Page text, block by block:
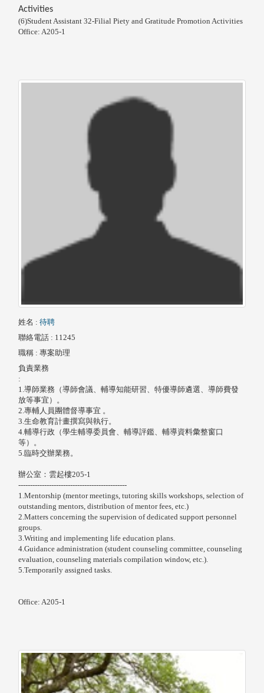
Activities
(6)Student Assistant 32-Filial Piety and Gratitude Promotion Activities
Office: A205-1
姓名 : 待聘
聯絡電話 : 11245
職稱 : 專案助理
負責業務
:
1.導師業務（導師會議、輔導知能研習、特優導師遴選、導師費發
放等事宜）。
2.專輔人員團體督導事宜 。
3.生命教育計畫撰寫與執行。
4.輔導行政（學生輔導委員會、輔導評鑑、輔導資料彙整窗口
等）。
5.臨時交辦業務。
辦公室：雲起樓205-1
----------------------------------------------
1.Mentorship (mentor meetings, tutoring skills workshops, selection of
outstanding mentors, distribution of mentor fees, etc.)
2.Matters concerning the supervision of dedicated support personnel
groups.
3.Writing and implementing life education plans.
4.Guidance administration (student counseling committee, counseling
evaluation, counseling materials compilation window, etc.).
5.Temporarily assigned tasks.
Office: A205-1